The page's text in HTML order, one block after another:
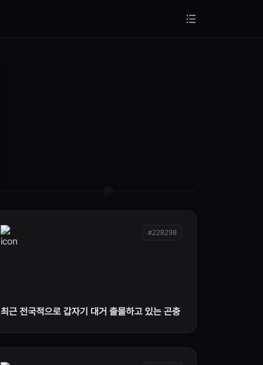
#228298
최근 전국적으로 갑자기 대거 출몰하고 있는 곤충